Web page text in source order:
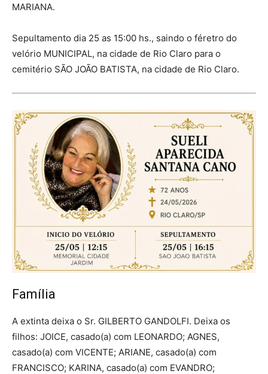
MARIANA.
Sepultamento dia 25 as 15:00 hs., saindo o féretro do
velório MUNICIPAL, na cidade de Rio Claro para o
cemitério SÃO JOÃO BATISTA, na cidade de Rio Claro.
Família
A extinta deixa o Sr. GILBERTO GANDOLFI. Deixa os
filhos: JOICE, casado(a) com LEONARDO; AGNES,
casado(a) com VICENTE; ARIANE, casado(a) com
FRANCISCO; KARINA, casado(a) com EVANDRO;